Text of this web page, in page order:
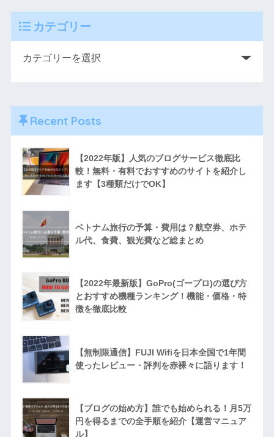
カテゴリー
Recent Posts
【2022年版】人気のブログサービス徹底比
較！無料・有料でおすすめのサイトを紹介し
ます【3種類だけでOK】
ベトナム旅行の予算・費用は？航空券、ホテ
ル代、食費、観光費など総まとめ
【2022年最新版】GoPro(ゴープロ)の選び方
とおすすめ機種ランキング！機能・価格・特
徴を徹底比較
【無制限通信】FUJI Wifiを日本全国で1年間
使ったレビュー・評判を赤裸々に語ります！
【ブログの始め方】誰でも始められる！月5万
円を得るまでの全手順を紹介【運営マニュア
ル】